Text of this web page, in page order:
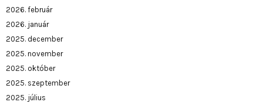
2026. február
2026. január
2025. december
2025. november
2025. október
2025. szeptember
2025. július